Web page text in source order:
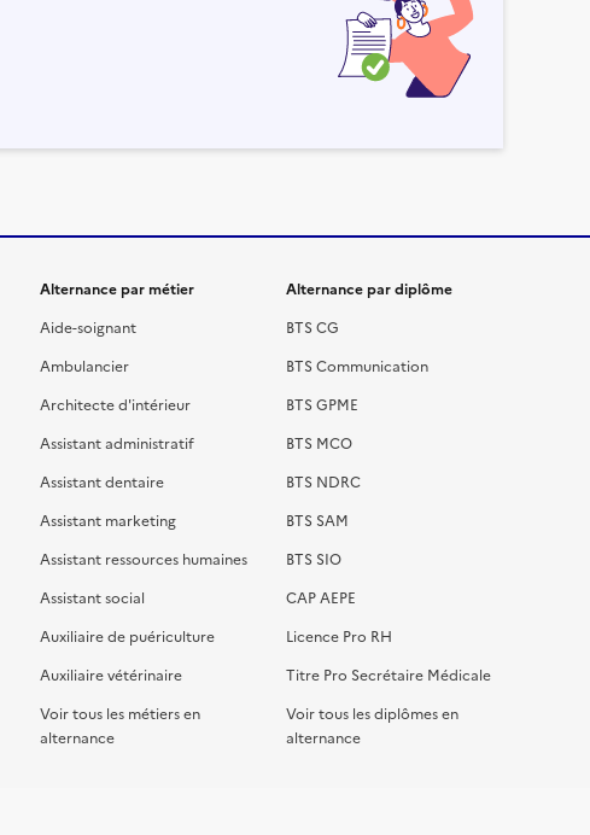
Alternance par métier
Aide-soignant
Ambulancier
Architecte d'intérieur
Assistant administratif
Assistant dentaire
Assistant marketing
Assistant ressources humaines
Assistant social
Auxiliaire de puériculture
Auxiliaire vétérinaire
Voir tous les métiers en
alternance
Alternance par diplôme
BTS CG
BTS Communication
BTS GPME
BTS MCO
BTS NDRC
BTS SAM
BTS SIO
CAP AEPE
Licence Pro RH
Titre Pro Secrétaire Médicale
Voir tous les diplômes en
alternance